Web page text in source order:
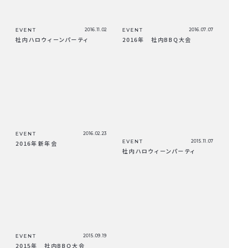
EVENT 2016.11.02
社内ハロウィーンパーティ
EVENT 2016.07.07
2016年 社内BBQ大会
EVENT 2016.02.23
2016年新年会 EVENT 2015.11.07
社内ハロウィーンパーティ
EVENT 2015.09.19
2015年 社内BBQ大会